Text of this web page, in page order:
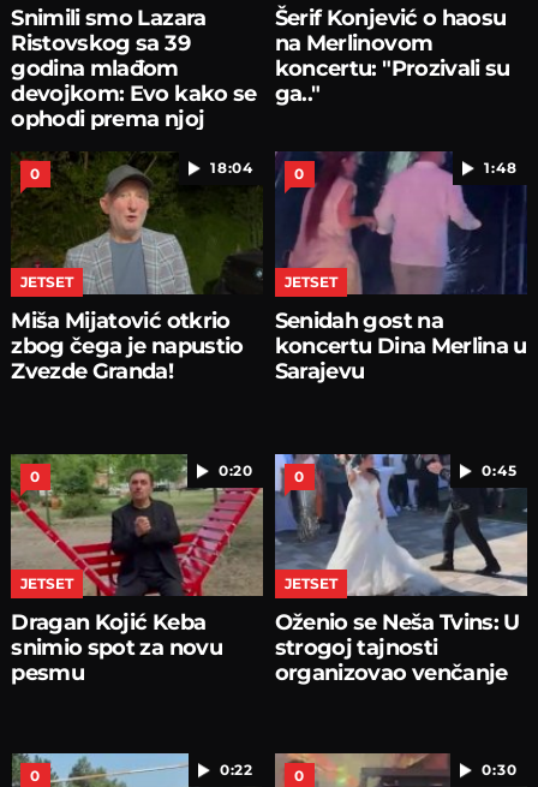
Snimili smo Lazara
Ristovskog sa 39
godina mlađom
devojkom: Evo kako se
ophodi prema njoj
Šerif Konjević o haosu
na Merlinovom
koncertu: "Prozivali su
ga.."
18:04
0
JETSET
Miša Mijatović otkrio
zbog čega je napustio
Zvezde Granda!
1:48
0
JETSET
Senidah gost na
koncertu Dina Merlina u
Sarajevu
0:20
0
JETSET
Dragan Kojić Keba
snimio spot za novu
pesmu
0:45
0
JETSET
Oženio se Neša Tvins: U
strogoj tajnosti
organizovao venčanje
0:22
0 0:30
0